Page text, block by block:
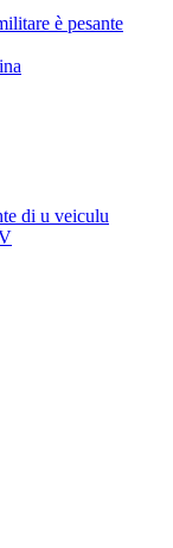
è pesante
di u veiculu